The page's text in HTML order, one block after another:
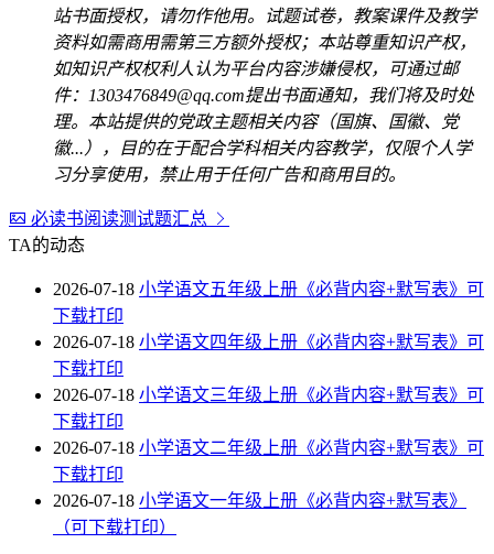
站书面授权，请勿作他用。试题试卷，教案课件及教学
资料如需商用需第三方额外授权；本站尊重知识产权，
如知识产权权利人认为平台内容涉嫌侵权，可通过邮
件：1303476849@qq.com提出书面通知，我们将及时处
理。本站提供的党政主题相关内容（国旗、国徽、党
徽...），目的在于配合学科相关内容教学，仅限个人学
习分享使用，禁止用于任何广告和商用目的。
必读书阅读测试题汇总
TA的动态
2026-07-18 小学语文五年级上册《必背内容+默写表》可
下载打印
2026-07-18 小学语文四年级上册《必背内容+默写表》可
下载打印
2026-07-18 小学语文三年级上册《必背内容+默写表》可
下载打印
2026-07-18 小学语文二年级上册《必背内容+默写表》可
下载打印
2026-07-18 小学语文一年级上册《必背内容+默写表》
（可下载打印）